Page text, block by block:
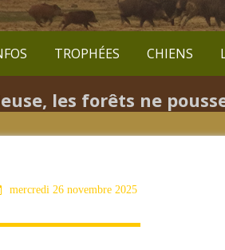
TROPHÉES CHIENS
les forêts ne
mercredi 26 novembre 2025